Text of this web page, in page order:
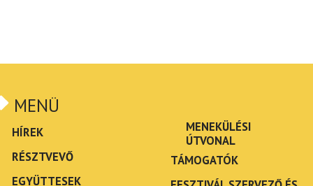
MENÜ
HÍREK
RÉSZTVEVŐ
EGYÜTTESEK
MENEKÜLÉSI
ÚTVONAL
TÁMOGATÓK